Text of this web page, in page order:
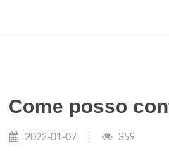
Come posso
2022-01-07 359